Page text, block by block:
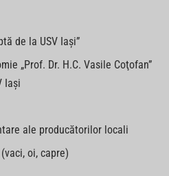
de la USV Iaşi”
„Prof. Dr. H.C. Vasile Coţofan”
Iaşi
ale producătorilor locali
oi, capre)